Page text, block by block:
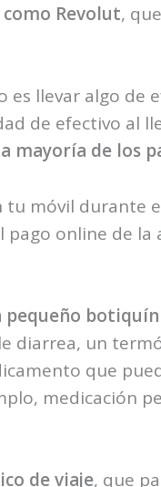
Revolut,
llevar algo de
de efectivo al
mayoría de los
móvil durante
pago online de la
pequeño
diarrea, un
que
medicación
de viaje, que